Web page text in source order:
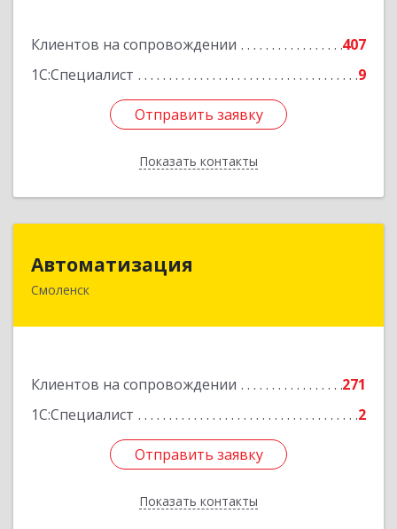
Клиентов на сопровождении
407
1С:Специалист
9
Отправить заявку
Показать контакты
Отправить заявку
Назад
Автоматизация
Смоленск
Клиентов на сопровождении
271
1С:Специалист
2
Отправить заявку
Показать контакты
214019, Смоленская обл, Смоленск г, Марии
Отправить заявку
Назад